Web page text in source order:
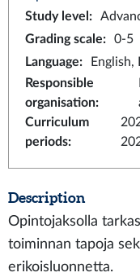
Study level :
Grading scale:
0-5
Language:
English,
Responsible
organisation:
Curriculum
periods:
Description
Opintojaksolla
toiminnan tapoja
erikoisluonnetta.